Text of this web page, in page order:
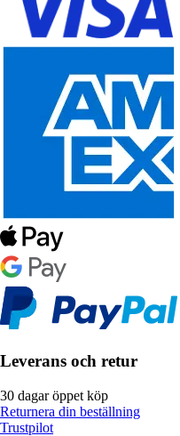
Leverans och retur
30 dagar öppet köp
Returnera din beställning
Trustpilot